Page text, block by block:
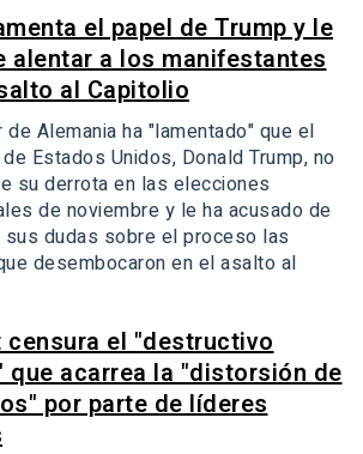
el papel de Trump y le
alentar a los manifestantes
al Capitolio
de Alemania ha "lamentado" que el
Estados Unidos, Donald Trump, no
su derrota en las elecciones
de noviembre y le ha acusado de
sus dudas sobre el proceso las
desembocaron en el asalto al
censura el "destructivo
que acarrea la "distorsión de
por parte de líderes